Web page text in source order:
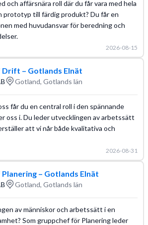
och affärsnära roll där du får vara med hela
prototyp till färdig produkt? Du får en
med huvudansvar för beredning och
2026-08-15
– Gotlands Elnät
Gotland, Gotlands län
får du en central roll i den spännande
oss i. Du leder utvecklingen av arbetssätt
att vi når både kvalitativa och
2026-08-31
– Gotlands Elnät
Gotland, Gotlands län
av människor och arbetssätt i en
Som gruppchef för Planering leder